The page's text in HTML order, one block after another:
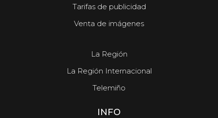
Tarifas de publicidad
Venta de imágenes
La Región
La Región Internacional
Telemiño
INFO